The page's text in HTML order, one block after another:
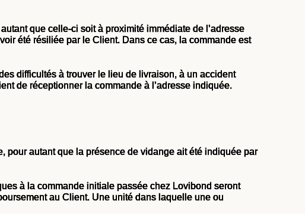
que celle-ci soit à proximité immédiate de l’adresse
été résiliée par le Client. Dans ce cas, la commande est
difficultés à trouver le lieu de livraison, à un accident
de réceptionner la commande à l’adresse indiquée.
pour autant que la présence de vidange ait été indiquée par
à la commande initiale passée chez Lovibond seront
au Client. Une unité dans laquelle une ou